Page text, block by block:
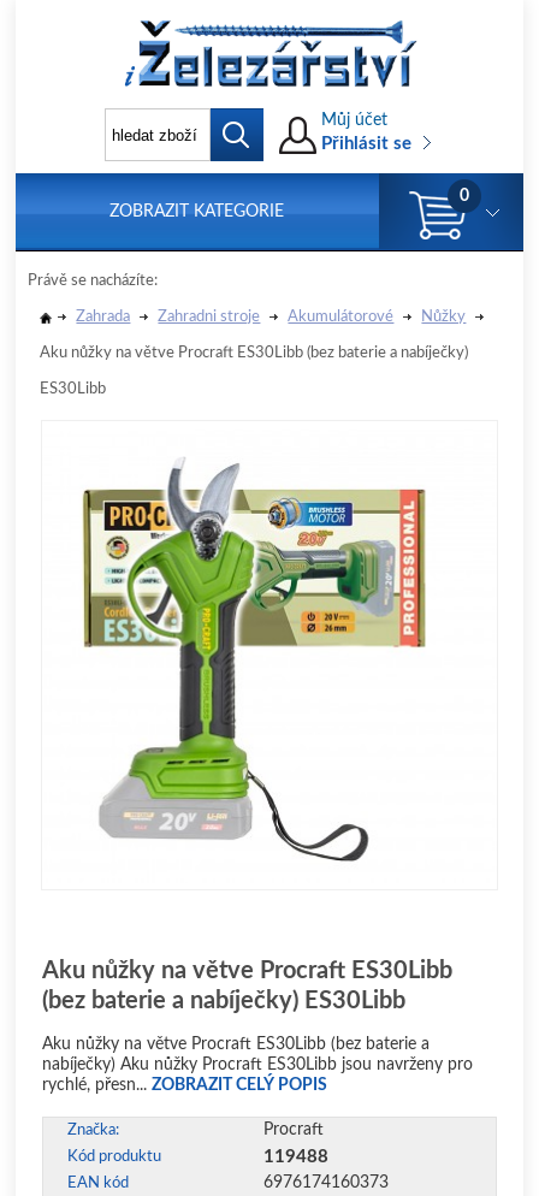
Můj účet
Přihlásit se
ZOBRAZIT KATEGORIE
0
Právě se nacházíte:
Zahrada Zahradni stroje Akumulátorové Nůžky
Aku nůžky na větve Procraft ES30Libb (bez baterie a nabíječky)
ES30Libb
Aku nůžky na větve Procraft ES30Libb
(bez baterie a nabíječky) ES30Libb
Aku nůžky na větve Procraft ES30Libb (bez baterie a
nabíječky) Aku nůžky Procraft ES30Libb jsou navrženy pro
rychlé, přesn... ZOBRAZIT CELÝ POPIS
Značka: Procraft
Kód produktu 119488
EAN kód 6976174160373